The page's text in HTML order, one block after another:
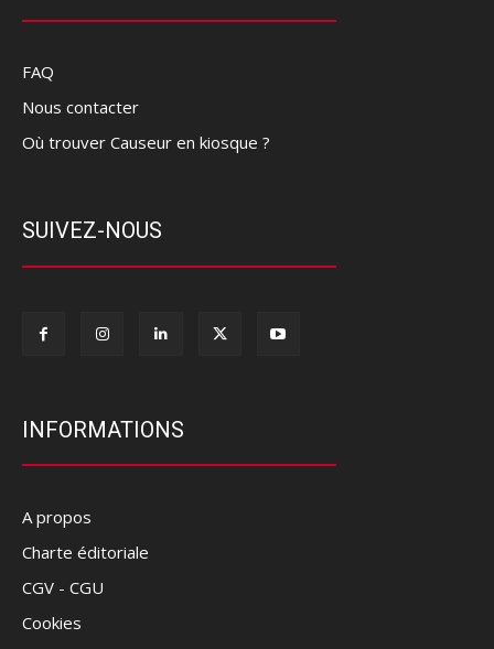
FAQ
Nous contacter
Où trouver Causeur en kiosque ?
SUIVEZ-NOUS
INFORMATIONS
A propos
Charte éditoriale
CGV - CGU
Cookies